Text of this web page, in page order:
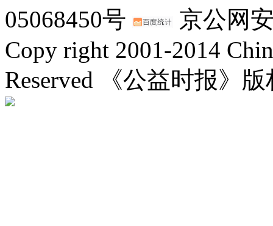
05068450号
京公网
Copy right 2001-2014
Reserved 《公益时报》